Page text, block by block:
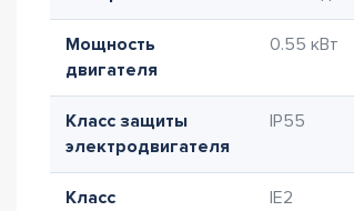
Мощность
двигателя
0.55 кВт
Класс защиты
электродвигателя
IP55
Класс
IE2